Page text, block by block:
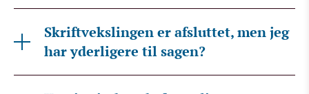
Skriftvekslingen er afsluttet, men jeg
har yderligere til sagen?